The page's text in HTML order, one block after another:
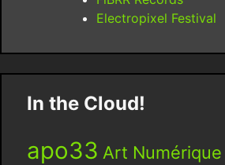
Electropixel Festival
In the Cloud!
apo33 Art Numérique